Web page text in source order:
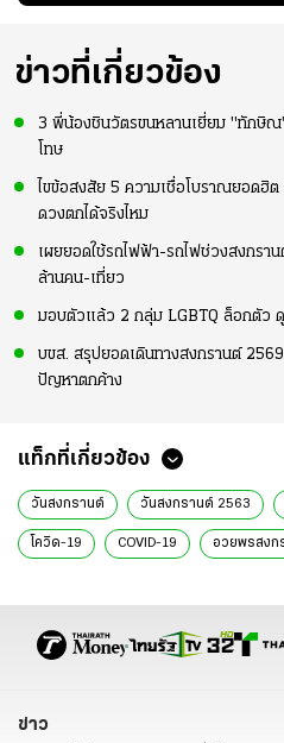
"คุณเต๊ะ" แฟนพันธุ์
พยายามล
ความมั่นใจ
ข่าวที่เกี่ยวข้อง
3 พี่น้องชินวัตรขนหลานเยี่ยม "ทักษิ
โทษ
ไขข้อสงสัย 5 ความเชื่อโบราณยอดฮิ
ดวงตกได้จริงไหม
เผยยอดใช้รถไฟฟ้า-รถไฟช่วงสงกร
ล้านคน-เที่ยว
มอบตัวแล้ว 2 กลุ่ม LGBTQ ล็อกตัว
บขส. สรุปยอดเดินทางสงกรานต์
ปัญหาตกค้าง
แท็กที่เกี่ยวข้อง
วันสงกรานต์ วันสงกรานต์ 2563
โควิด-19 COVID-19 อวยพรสงก
ข่าว